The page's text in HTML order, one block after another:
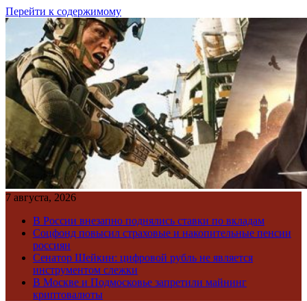
Перейти к содержимому
7 августа, 2026
В России внезапно поднялись ставки по вкладам
Соцфонд повысил страховые и накопительные пенсии
россиян
Сенатор Шейкин: цифровой рубль не является
инструментом слежки
В Москве и Подмосковье запретили майнинг
криптовалюты